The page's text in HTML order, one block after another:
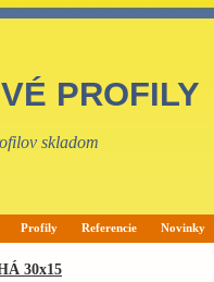
PROFILY
skladom
Profily Referencie Novinky
30x15